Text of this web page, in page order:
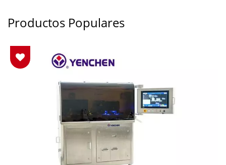
Productos Populares